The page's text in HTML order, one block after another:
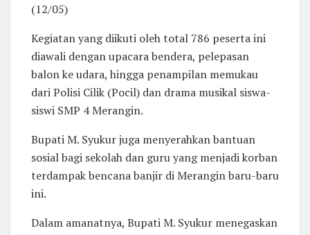
(12/05)
Kegiatan yang diikuti oleh total 786 peserta ini
diawali dengan upacara bendera, pelepasan
balon ke udara, hingga penampilan memukau
dari Polisi Cilik (Pocil) dan drama musikal siswa-
siswi SMP 4 Merangin.
Bupati M. Syukur juga menyerahkan bantuan
sosial bagi sekolah dan guru yang menjadi korban
terdampak bencana banjir di Merangin baru-baru
ini.
Dalam amanatnya, Bupati M. Syukur menegaskan